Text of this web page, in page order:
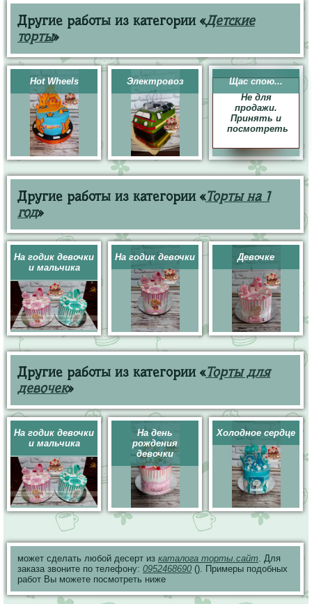
Другие работы из категории «Детские
торты»
Hot Wheels Электровоз
Щас спою...
Не для
продажи.
Принять и
посмотреть
Другие работы из категории «Торты на 1
год»
На годик девочки
и мальчика
На годик девочки Девочке
Другие работы из категории «Торты для
девочек»
На годик девочки
и мальчика
На день
рождения
девочки
Холодное сердце
может сделать любой десерт из каталога торты.сайт. Для
заказа звоните по телефону: 0952468690 (). Примеры подобных
работ Вы можете посмотреть ниже